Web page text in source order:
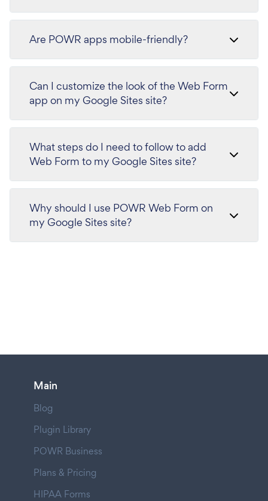
Are POWR apps mobile-friendly?
Can I customize the look of the Web Form
app on my Google Sites site?
What steps do I need to follow to add
Web Form to my Google Sites site?
Why should I use POWR Web Form on
my Google Sites site?
Main
Blog
Plugin Library
POWR Business
Plans & Pricing
HIPAA Forms